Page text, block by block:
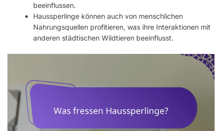
beeinflussen.
Haussperlinge können auch von menschlichen
Nahrungsquellen profitieren, was ihre Interaktionen mit
anderen städtischen Wildtieren beeinflusst.